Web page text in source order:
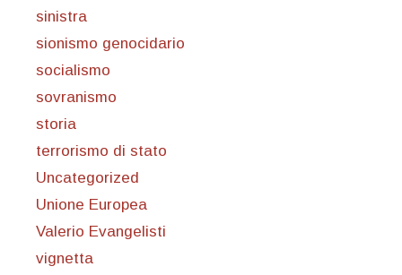
sinistra
sionismo genocidario
socialismo
sovranismo
storia
terrorismo di stato
Uncategorized
Unione Europea
Valerio Evangelisti
vignetta